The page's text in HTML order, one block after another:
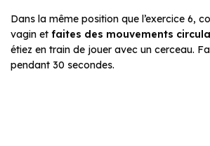
Dans la même position que l’exercice 6,
vagin et faites des mouvements
étiez en train de jouer avec un cerceau.
pendant 30 secondes.